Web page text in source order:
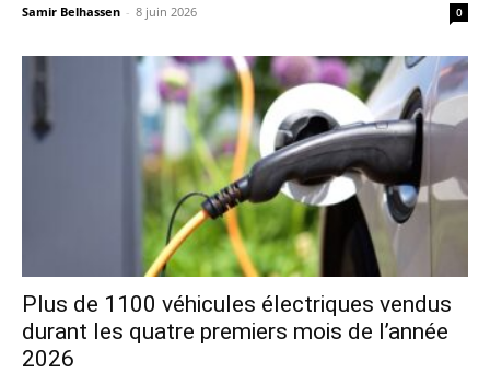
Samir Belhassen - 8 juin 2026 0
Plus de 1100 véhicules électriques vendus
durant les quatre premiers mois de l’année
2026